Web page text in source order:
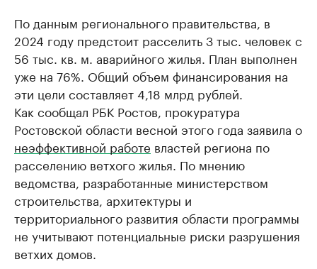
По данным регионального правительства, в
2024 году предстоит расселить 3 тыс. человек с
56 тыс. кв. м. аварийного жилья. План выполнен
уже на 76%. Общий объем финансирования на
эти цели составляет 4,18 млрд рублей.
Как сообщал РБК Ростов, прокуратура
Ростовской области весной этого года заявила о
неэффективной работе властей региона по
расселению ветхого жилья. По мнению
ведомства, разработанные министерством
строительства, архитектуры и
территориального развития области программы
не учитывают потенциальные риски разрушения
ветхих домов.